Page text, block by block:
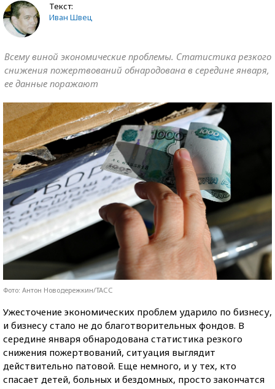
Текст:
Иван Швец
Всему виной экономические проблемы. Статистика резкого
снижения пожертвований обнародована в середине января,
ее данные поражают
Фото: Антон Новодережкин/ТАСС
Ужесточение экономических проблем ударило по бизнесу,
и бизнесу стало не до благотворительных фондов. В
середине января обнародована статистика резкого
снижения пожертвований, ситуация выглядит
действительно патовой. Еще немного, и у тех, кто
спасает детей, больных и бездомных, просто закончатся